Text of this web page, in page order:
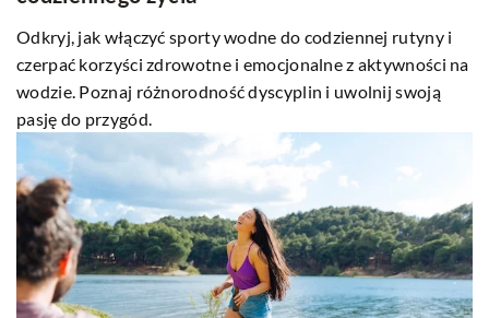
Odkryj, jak włączyć sporty wodne do codziennej rutyny i
czerpać korzyści zdrowotne i emocjonalne z aktywności na
wodzie. Poznaj różnorodność dyscyplin i uwolnij swoją
pasję do przygód.